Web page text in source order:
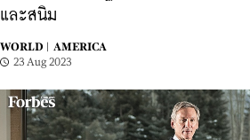
และสนิม
WORLD |
AMERICA
23 Aug 2023